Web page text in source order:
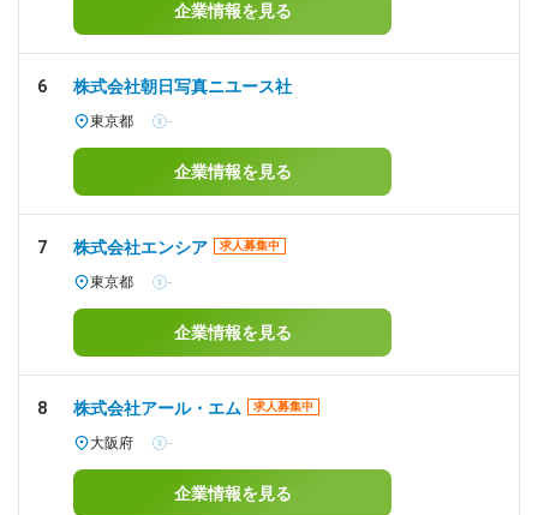
企業情報を見る
6 株式会社朝日写真ニユース社
東京都 -
企業情報を見る
7 株式会社エンシア 求人募集中
東京都 -
企業情報を見る
8 株式会社アール・エム 求人募集中
大阪府 -
企業情報を見る